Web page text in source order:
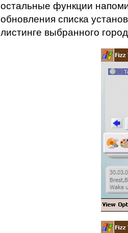
остальные функции
обновления списка
листинге выбранного